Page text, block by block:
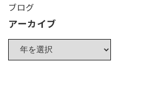
ブログ
アーカイブ